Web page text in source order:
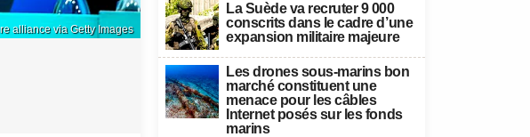
alliance via Getty Images
La Suède va recruter 9 000
conscrits dans le cadre d’une
expansion militaire majeure
Les drones sous-marins bon
marché constituent une
menace pour les câbles
Internet posés sur les fonds
marins